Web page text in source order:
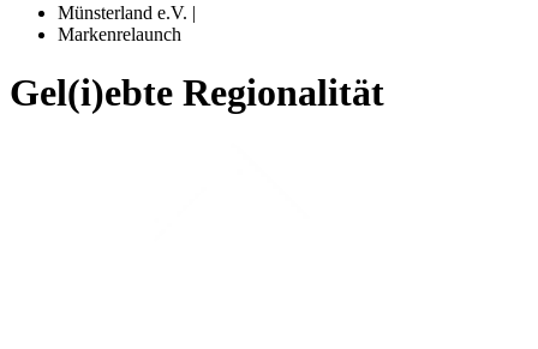
Münsterland e.V. |
Markenrelaunch
Gel(i)ebte Regionalität